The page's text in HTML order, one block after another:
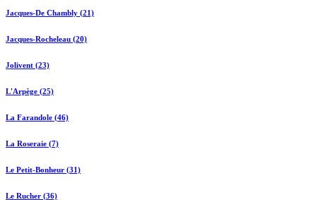
Jacques-De Chambly (21)
Jacques-Rocheleau (20)
Jolivent (23)
L'Arpège (25)
La Farandole (46)
La Roseraie (7)
Le Petit-Bonheur (31)
Le Rucher (36)